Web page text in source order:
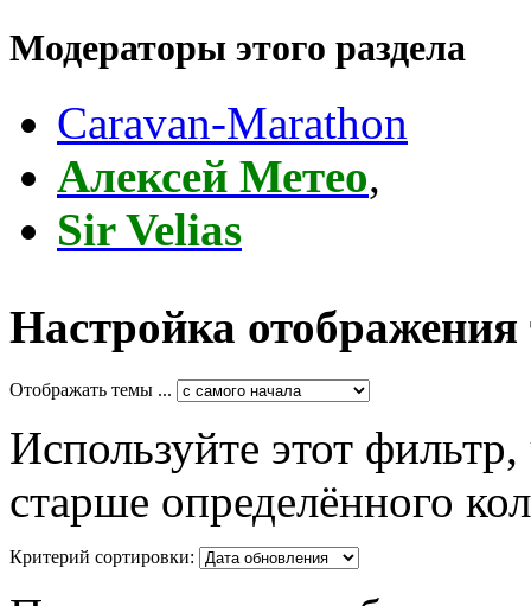
Модераторы этого раздела
Caravan-Marathon
Алексей Метео,
Sir Velias
Настройка отображения
Отображать темы ...
Используйте этот
старше определённого
Критерий сортировки: